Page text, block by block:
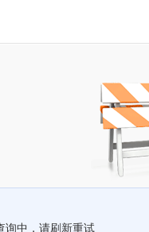
询中，请刷新重试